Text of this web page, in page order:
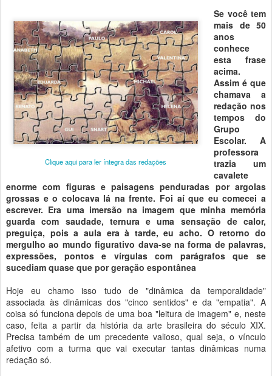
Clique aqui para ler íntegra das redações
Se você tem
mais de 50
anos
conhece
esta frase
acima.
Assim é que
chamava a
redação nos
tempos do
Grupo
Escolar. A
professora
trazia um
cavalete
enorme com figuras e paisagens penduradas por argolas
grossas e o colocava lá na frente. Foi aí que eu comecei a
escrever. Era uma imersão na imagem que minha memória
guarda com saudade, ternura e uma sensação de calor,
preguiça, pois a aula era à tarde, eu acho. O retorno do
mergulho ao mundo figurativo dava-se na forma de palavras,
expressões, pontos e vírgulas com parágrafos que se
sucediam quase que por geração espontânea
Hoje eu chamo isso tudo de "dinâmica da temporalidade"
associada às dinâmicas dos "cinco sentidos" e da "empatia". A
coisa só funciona depois de uma boa "leitura de imagem" e, neste
caso, feita a partir da história da arte brasileira do século XIX.
Precisa também de um precedente valioso, qual seja, o vínculo
afetivo com a turma que vai executar tantas dinâmicas numa
redação só.